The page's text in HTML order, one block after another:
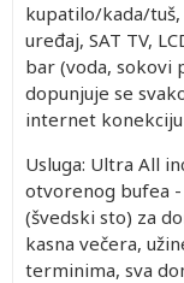
kupatilo/kada/
uređaj, SAT TV,
bar (voda, sokovi
dopunjuje se
internet
Usluga: Ultra All
otvorenog bufea
(švedski sto) za
kasna večera,
terminima, sva